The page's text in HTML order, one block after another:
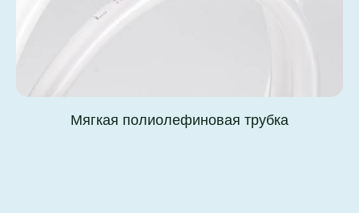
Мягкая полиолефиновая трубка